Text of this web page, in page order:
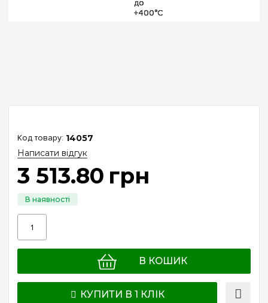
14057
Написати відгук
3 513.80 грн
В КОШИК
КУПИТИ В 1 КЛІК